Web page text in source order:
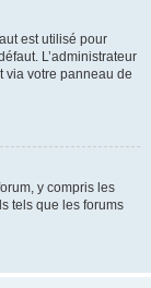
est utilisé pour
L’administrateur
via votre panneau de
y compris les
tels que les forums